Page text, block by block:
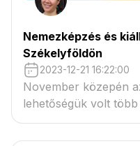
Nemezképzés és
Székelyföldön
2023-12-21 16:22:00
November közepén
lehetőségük volt
Istvántól, aki párjával
nemezkészítést